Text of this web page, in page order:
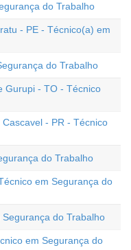
do Trabalho
- PE - Técnico(a) em
do Trabalho
Gurupi - TO - Técnico
- PR - Técnico
do Trabalho
em Segurança do
do Trabalho
em Segurança do